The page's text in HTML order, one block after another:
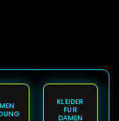
KLEIDER
FÜR
DAMEN